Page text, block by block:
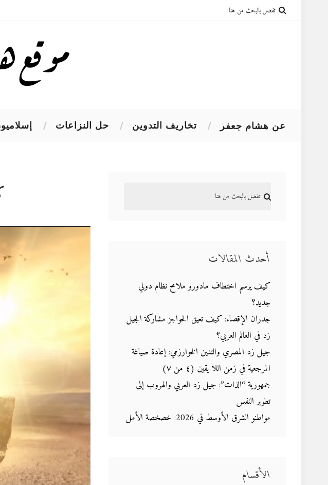
حل النزاعات تخاريف التدوين عن هشام جعفر
أحدث المقالات
كيف يرسم اختطاف مادورو ملامح نظام دولي
جديد؟
جدران الإقصاء: كيف تعيق الحواجز مشاركة الجيل
زد في العالم العربي؟
جيل زد المصري والتدين الخوارزمي: إعادة صياغة
المرجعية في زمن اللا يقين (٤ من ٧)
جمهورية “الذات”: جيل زد العربي والهروب إلى
تطوير النفس
مواطنو الشرق الأوسط في 2026: خصخصة الأمل
الأقسام